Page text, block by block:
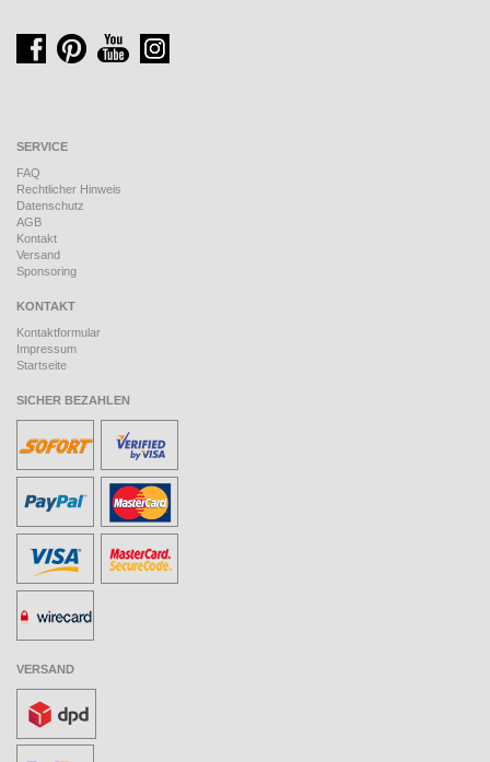
SERVICE
FAQ
Rechtlicher Hinweis
Datenschutz
AGB
Kontakt
Versand
Sponsoring
KONTAKT
Kontaktformular
Impressum
Startseite
SICHER BEZAHLEN
VERSAND